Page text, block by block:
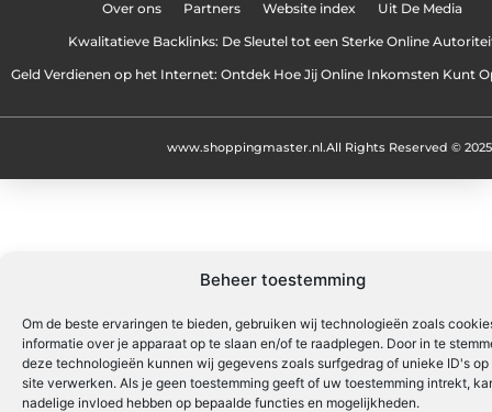
Beheer toestemming
Om de beste ervaringen te bieden, gebruiken wij technologieën zoals
informatie over je apparaat op te slaan en/of te raadplegen. Door in te
deze technologieën kunnen wij gegevens zoals surfgedrag of unieke ID's op
site verwerken. Als je geen toestemming geeft of uw toestemming intrekt,
nadelige invloed hebben op bepaalde functies en mogelijkheden.
Over ons Partners Website index Uit De Media
Kwalitatieve Backlinks: De Sleutel tot een Sterke Online
Geld Verdienen op het Internet: Ontdek Hoe Jij Online Inkomsten Kunt
All Rights Reserved © 2025
www.shoppingmaster.nl.